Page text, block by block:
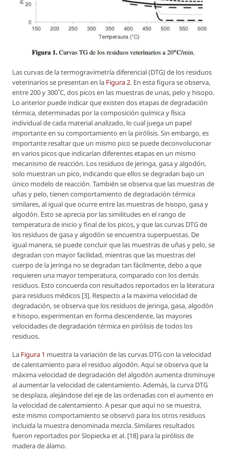
Las curvas de la termogravimetría diferencial (DTG) de los residuos
veterinarios se presentan en la Figura 2. En esta figura se observa,
entre 200 y 300˚C, dos picos en las muestras de unas, pelo y hisopo.
Lo anterior puede indicar que existen dos etapas de degradación
térmica, determinadas por la composición química y física
individual de cada material analizado, lo cual juega un papel
importante en su comportamiento en la pirólisis. Sin embargo, es
importante resaltar que un mismo pico se puede deconvolucionar
en varios picos que indicarían diferentes etapas en un mismo
mecanismo de reacción. Los residuos de jeringa, gasa y algodón,
solo muestran un pico, indicando que ellos se degradan bajo un
único modelo de reacción. También se observa que las muestras de
uñas y pelo, tienen comportamiento de degradación térmica
similares, al igual que ocurre entre las muestras de hisopo, gasa y
algodón. Esto se aprecia por las similitudes en el rango de
temperatura de inicio y final de los picos, y que las curvas DTG de
los residuos de gasa y algodón se encuentra superpuestas. De
igual manera, se puede concluir que las muestras de uñas y pelo, se
degradan con mayor facilidad, mientras que las muestras del
cuerpo de la jeringa no se degradan tan fácilmente, debo a que
requieren una mayor temperatura, comparado con los demás
residuos. Esto concuerda con resultados reportados en la literatura
para residuos médicos [3]. Respecto a la maxima velocidad de
degradación, se observa que los residuos de jeringa, gasa, algodón
e hisopo, experimentan en forma descendente, las mayores
velocidades de degradación térmica en pirólisis de todos los
residuos.
La Figura 1 muestra la variación de las curvas DTG con la velocidad
de calentamiento para el residuo algodón. Aquí se observa que la
máxima velocidad de degradación del algodón aumenta disminuye
al aumentar la velocidad de calentamiento. Además, la curva DTG
se desplaza, alejándose del eje de las ordenadas con el aumento en
la velocidad de calentamiento. A pesar que aquí no se muestra,
este mismo comportamiento se observó para los otros residuos
incluida la muestra denominada mezcla. Similares resultados
fueron reportados por Slopieckaet al. [18] para la pirólisis de
madera de álamo.